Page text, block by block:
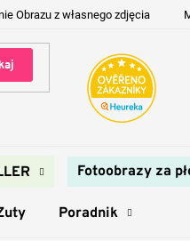
Obrazu z własnego zdjęcia
Fotoobrazy za
Poradnik